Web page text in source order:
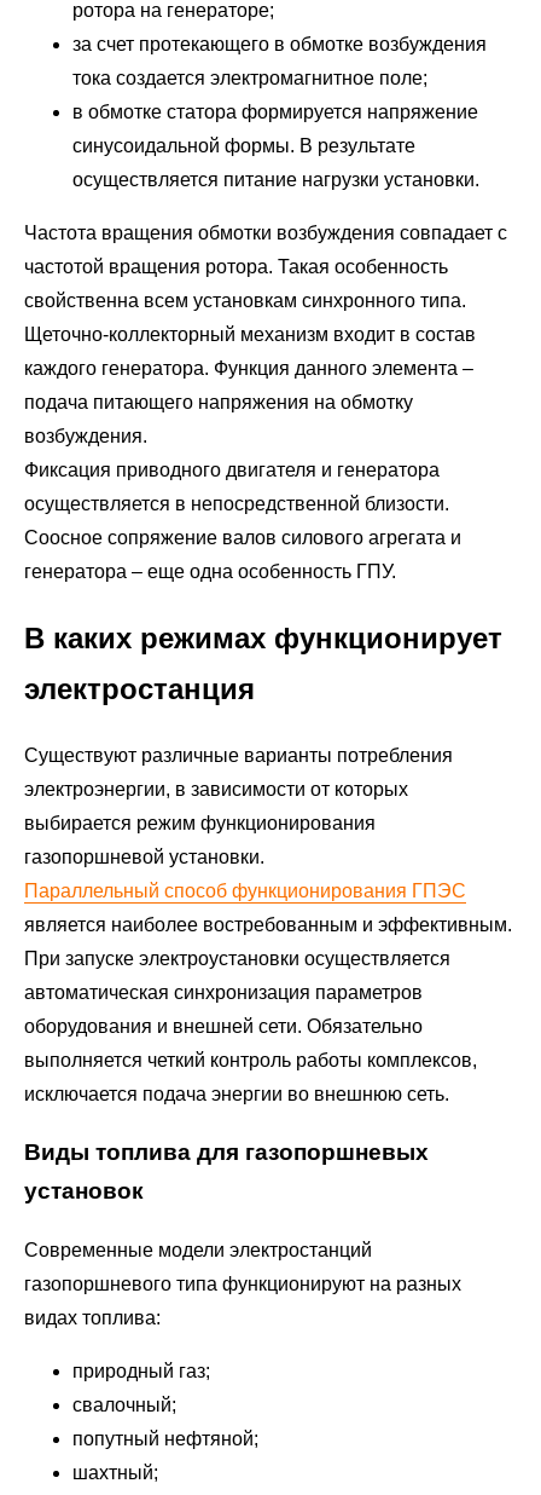
ротора на генераторе;
за счет протекающего в обмотке возбуждения
тока создается электромагнитное поле;
в обмотке статора формируется напряжение
синусоидальной формы. В результате
осуществляется питание нагрузки установки.
Частота вращения обмотки возбуждения совпадает с
частотой вращения ротора. Такая особенность
свойственна всем установкам синхронного типа.
Щеточно-коллекторный механизм входит в состав
каждого генератора. Функция данного элемента –
подача питающего напряжения на обмотку
возбуждения.
Фиксация приводного двигателя и генератора
осуществляется в непосредственной близости.
Соосное сопряжение валов силового агрегата и
генератора – еще одна особенность ГПУ.
В каких режимах функционирует
электростанция
Существуют различные варианты потребления
электроэнергии, в зависимости от которых
выбирается режим функционирования
газопоршневой установки.
Параллельный способ функционирования ГПЭС
является наиболее востребованным и эффективным.
При запуске электроустановки осуществляется
автоматическая синхронизация параметров
оборудования и внешней сети. Обязательно
выполняется четкий контроль работы комплексов,
исключается подача энергии во внешнюю сеть.
Виды топлива для газопоршневых
установок
Современные модели электростанций
газопоршневого типа функционируют на разных
видах топлива:
природный газ;
свалочный;
попутный нефтяной;
шахтный;